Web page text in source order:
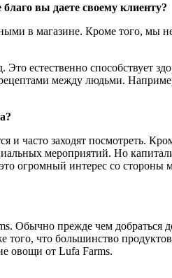
вы даете своему клиенту?
в магазине. Кроме того, мы
естественно способствует
между людьми.
часто заходят посмотреть.
мероприятий. Но
огромный интерес со стороны
Обычно прежде чем добраться
что большинство
овощи от Lufa Farms.